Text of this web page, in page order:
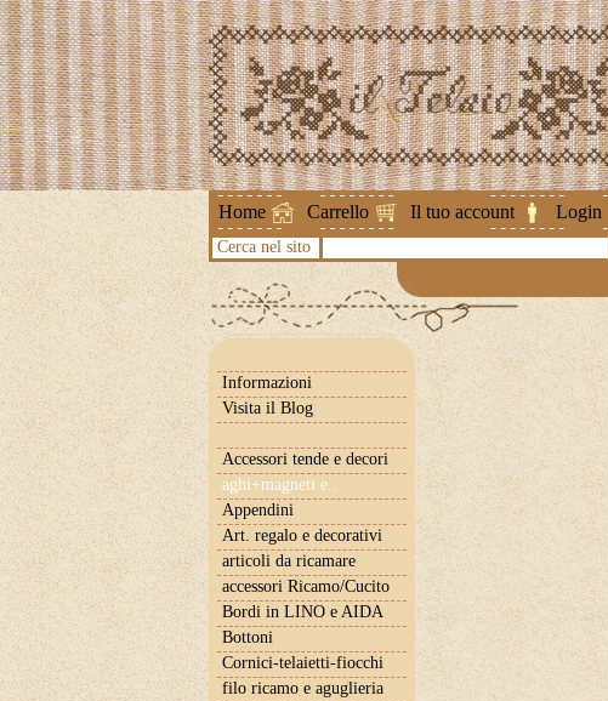
Home Carrello Il tuo account Login
Attenzione ! Le
Cerca nel sito
Informazioni
Visita il Blog
Accessori tende e decori
aghi+magneti e..
Appendini
Art. regalo e decorativi
articoli da ricamare
accessori Ricamo/Cucito
Bordi in LINO e AIDA
Bottoni
Cornici-telaietti-fiocchi
filo ricamo e aguglieria